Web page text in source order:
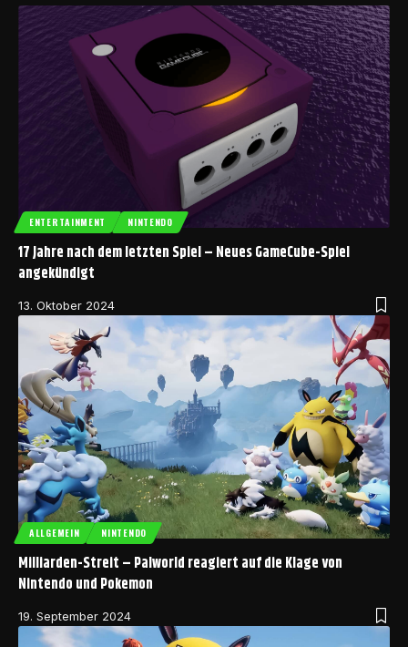
ENTERTAINMENT NINTENDO
17 Jahre nach dem letzten Spiel – Neues GameCube-Spiel
angekündigt
13. Oktober 2024
ALLGEMEIN NINTENDO
Milliarden-Streit – Palworld reagiert auf die Klage von
Nintendo und Pokemon
19. September 2024